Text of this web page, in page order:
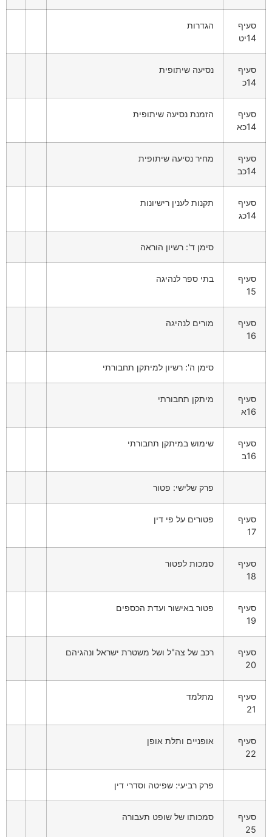
סעיף
14יט
הגדרות
סעיף
14כ
נסיעה שיתופית
סעיף
14כא
הזמנת נסיעה שיתופית
סעיף
14כב
מחיר נסיעה שיתופית
סעיף
14כג
תקנות לענין רישיונות
סימן ד': רשיון הוראה
סעיף
15
בתי ספר לנהיגה
סעיף
16
מורים לנהיגה
סימן ה': רשיון למיתקן תחבורתי
סעיף
16א
מיתקן תחבורתי
סעיף
16ב
שימוש במיתקן תחבורתי
פרק שלישי: פטור
סעיף
17
פטורים על פי דין
סעיף
18
סמכות לפטור
סעיף
19
פטור באישור ועדת הכספים
סעיף
20
רכב של צה"ל ושל משטרת ישראל ונהגיהם
סעיף
21
מתלמד
סעיף
22
אופניים ותלת אופן
פרק רביעי: שפיטה וסדרי דין
סעיף
25
סמכותו של שופט תעבורה